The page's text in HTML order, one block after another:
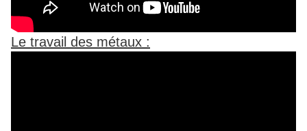
Le travail des métaux :